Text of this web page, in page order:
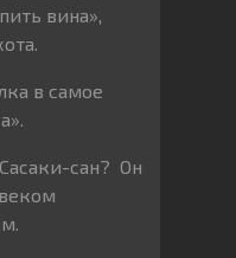
вина»,
в самое
сан? Он